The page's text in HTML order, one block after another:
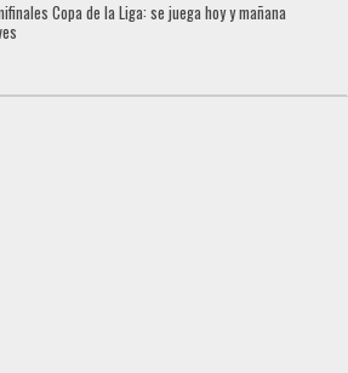
Copa de la Liga: se juega hoy y mañana